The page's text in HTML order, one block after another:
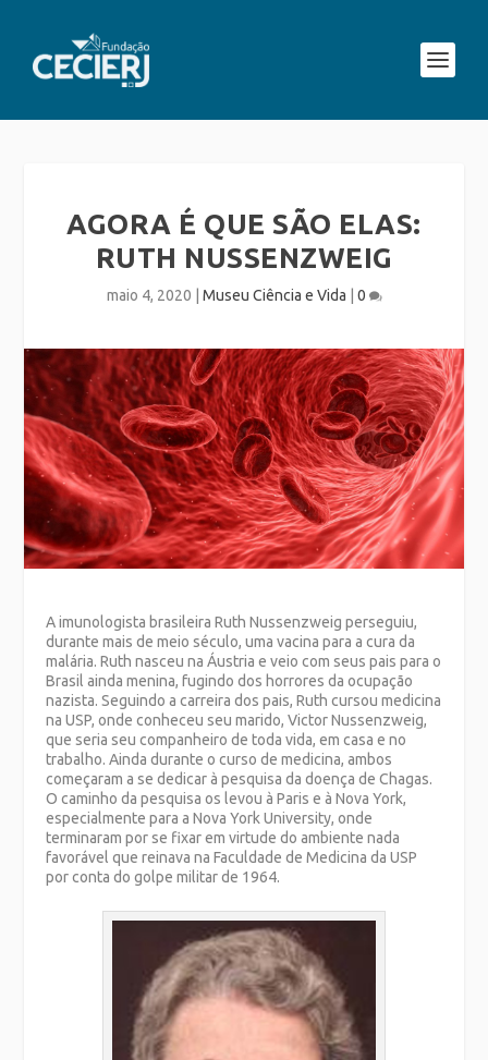
AGORA É QUE SÃO ELAS:
RUTH NUSSENZWEIG
maio 4, 2020 Museu Ciência e Vida 0
A imunologista brasileira Ruth Nussenzweig perseguiu,
durante mais de meio século, uma vacina para a cura da
malária. Ruth nasceu na Áustria e veio com seus pais para o
Brasil ainda menina, fugindo dos horrores da ocupação
nazista. Seguindo a carreira dos pais, Ruth cursou medicina
na USP, onde conheceu seu marido, Victor Nussenzweig,
que seria seu companheiro de toda vida, em casa e no
trabalho. Ainda durante o curso de medicina, ambos
começaram a se dedicar à pesquisa da doença de Chagas.
O caminho da pesquisa os levou à Paris e à Nova York,
especialmente para a Nova York University, onde
terminaram por se fixar em virtude do ambiente nada
favorável que reinava na Faculdade de Medicina da USP
por conta do golpe militar de 1964.